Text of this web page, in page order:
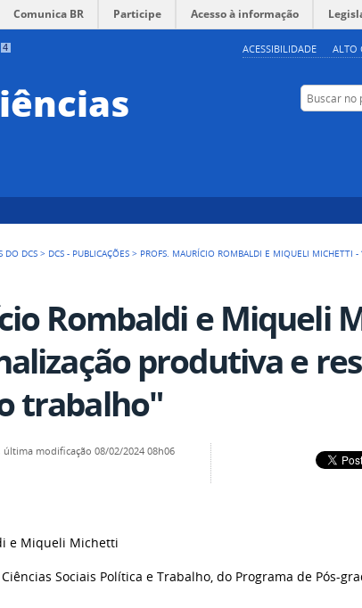
4 ACESSIBILIDADE ALTO
Comunica BR Participe Acesso à informação
Buscar no
DO DCS > DCS - PUBLICAÇÕES > PROFS. MAURÍCIO ROMBALDI E MIQUELI MICHETTI -
Rombaldi e Miqueli
produtiva e
trabalho"
última modificação 08/02/2024 08h06
e Miqueli Michetti
Sociais Política e Trabalho, do Programa de Pós-